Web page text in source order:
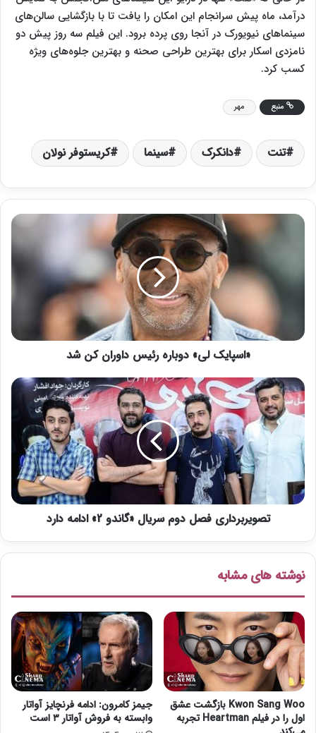
درآمد، ماه پیش سرانجام این امکان را یافت تا با بازگشایی سالن‌های
سینماهای نیویورک در آنجا روی پرده برود. این فیلم سه روز پیش دو
نامزدی اسکار برای بهترین طراحی صحنه و بهترین جلوه‌های ویژه
کسب کرد.
منبع مهر
تنت دانکرک سینما کریستوفر نولان
«
ی
و
ب
ا
ه
ر
ئ
ی
س
ا
ن
ش
د
«اسپایک لی» دوباره رئیس داوران کن شد
ت
ص
و
ر
ب
ر
د
ا
ل
د
م
س
ر
ی
ا
«
گ
تصویربرداری فصل دوم سریال «گاندو 2» ادامه دارد
نوشته های مشابه
Kwon Sang Woo بازگشت عشق
اول را در فیلم Heartman تجربه
جیمز کامرون: ادامه فرنچایز آواتار
وابسته به فروش آواتار ۳ است